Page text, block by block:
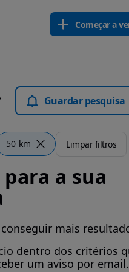
Começar a
Guardar pesquisa
50 km Limpar filtros
a sua
mais
dentro dos critérios
um aviso por email.